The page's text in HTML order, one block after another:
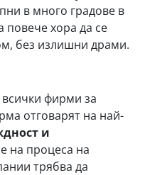
в много градове в
повече хора да се
без излишни драми.
фирми за
отговарят на най-
и
на процеса на
трябва да